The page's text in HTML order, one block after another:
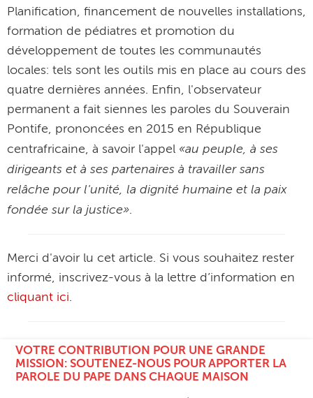
Planification, financement de nouvelles installations,
formation de pédiatres et promotion du
développement de toutes les communautés
locales: tels sont les outils mis en place au cours des
quatre dernières années. Enfin, l'observateur
permanent a fait siennes les paroles du Souverain
Pontife, prononcées en 2015 en République
centrafricaine, à savoir l'appel «au peuple, à ses
dirigeants et à ses partenaires à travailler sans
relâche pour l'unité, la dignité humaine et la paix
fondée sur la justice».
Merci d'avoir lu cet article. Si vous souhaitez rester
informé, inscrivez-vous à la lettre d’information en
cliquant ici.
VOTRE CONTRIBUTION POUR UNE GRANDE
MISSION: SOUTENEZ-NOUS POUR APPORTER LA
PAROLE DU PAPE DANS CHAQUE MAISON